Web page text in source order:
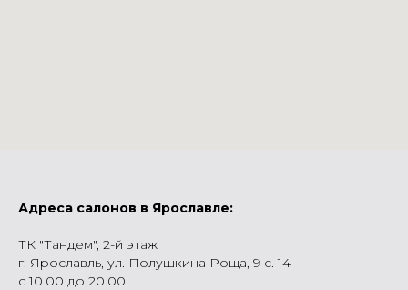
Адреса салонов в Ярославле:
ТК "Тандем", 2-й этаж
г. Ярославль, ул. Полушкина Роща, 9 с. 14
с 10.00 до 20.00